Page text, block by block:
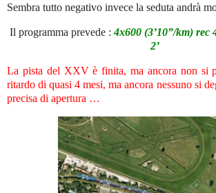
Sembra tutto negativo invece la seduta andrà
Il programma prevede :4x600 (3’10”/km) rec
2’
La pista del XXV è finita, ma ancora non si
ritardo di quasi 4 mesi, ma ancora nessuno si
precisa di apertura …